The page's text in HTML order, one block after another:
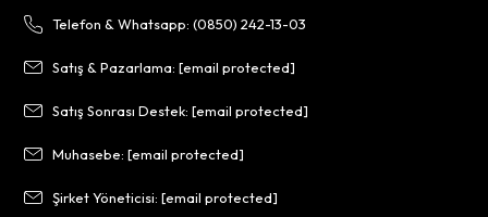
Telefon & Whatsapp: (0850) 242-13-03
Satış & Pazarlama:[email protected]
Satış Sonrası Destek:[email protected]
Muhasebe:[email protected]
Şirket Yöneticisi:[email protected]